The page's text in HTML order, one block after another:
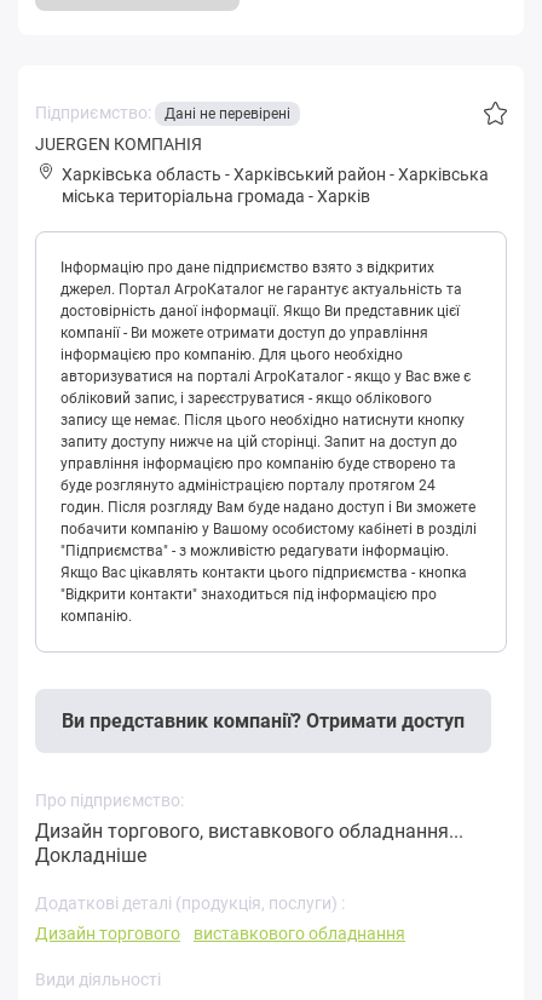
Підприємство: Дані не перевірені
JUERGEN КОМПАНІЯ
Харківська область -Харківський район -Хapківськa
міська територіальна громада -Харків
Інформацію про дане підприємство взято з відкритих
джерел. Портал АгроКаталог не гарантує актуальність та
достовірність даної інформації. Якщо Ви представник цієї
компанії - Ви можете отримати доступ до управління
інформацією про компанію. Для цього необхідно
авторизуватися на порталі АгроКаталог - якщо у Вас вже є
обліковий запис, і зареєструватися - якщо облікового
запису ще немає. Після цього необхідно натиснути кнопку
запиту доступу нижче на цій сторінці. Запит на доступ до
управління інформацією про компанію буде створено та
буде розглянуто адміністрацією порталу протягом 24
годин. Після розгляду Вам буде надано доступ і Ви зможете
побачити компанію у Вашому особистому кабінеті в розділі
"Підприємства" - з можливістю редагувати інформацію.
Якщо Вас цікавлять контакти цього підприємства - кнопка
"Відкрити контакти" знаходиться під інформацією про
компанію.
Ви представник компанії? Отримати доступ
Про підприємство:
Дизайн торгового, виставкового обладнання...
Докладніше
Додаткові деталі (продукція, послуги) :
Дизайн торгового
виставкового обладнання
Види діяльності